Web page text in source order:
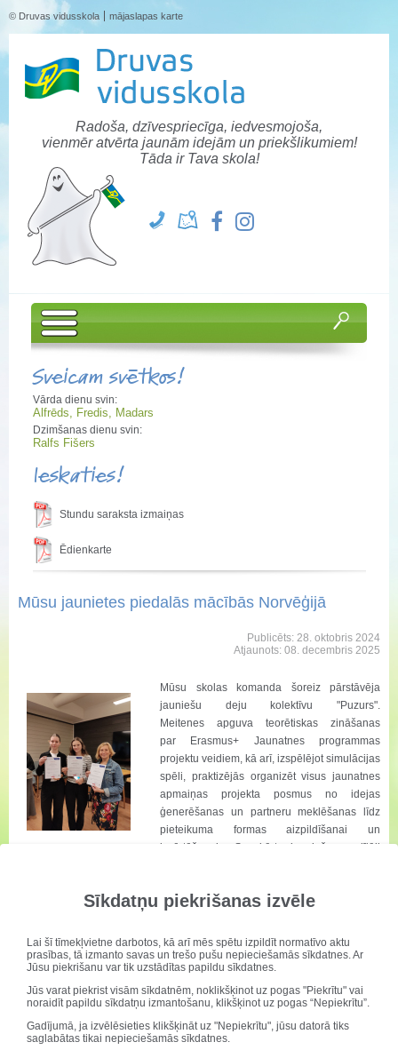
Sīkdatņu piekrišanas izvēle
Lai šī tīmekļvietne darbotos, kā arī mēs spētu izpildīt normatīvo aktu
prasības, tā izmanto savas un trešo pušu nepieciešamās sīkdatnes. Ar
Jūsu piekrišanu var tik uzstādītas papildu sīkdatnes.
Jūs varat piekrist visām sīkdatnēm, noklikšķinot uz pogas "Piekrītu" vai
noraidīt papildu sīkdatņu izmantošanu, klikšķinot uz pogas “Nepiekrītu”.
Gadījumā, ja izvēlēsieties klikšķināt uz "Nepiekrītu", jūsu datorā tiks
saglabātas tikai nepieciešamās sīkdatnes.
© Druvas vidusskola mājaslapas karte
Radoša, dzīvespriecīga, iedvesmojoša,
vienmēr atvērta jaunām idejām un priekšlikumiem!
Tāda ir Tava skola!
Sveicam svētkos!
Vārda dienu svin:
Alfrēds, Fredis, Madars
Dzimšanas dienu svin:
Ralfs Fišers
Ieskaties!
Stundu saraksta izmaiņas
Ēdienkarte
Mūsu jaunietes piedalās mācībās Norvēģijā
Publicēts: 28. oktobris 2024
Atjaunots: 08. decembris 2025
Mūsu skolas komanda šoreiz pārstāvēja
jauniešu deju kolektīvu "Puzurs".
Meitenes apguva teorētiskas zināšanas
par Erasmus+ Jaunatnes programmas
projektu veidiem, kā arī, izspēlējot simulācijas
spēli, praktizējās organizēt visus jaunatnes
apmaiņas projekta posmus no idejas
ģenerēšanas un partneru meklēšanas līdz
pieteikuma formas aizpildīšanai un
izvērtēšanai. Savukārt jauniešu vadītāji
kas ļautu jauniešiem labāk izprast savas intereses, prasmes, vajadzības,
Brauciena rezultātā Madara un Kate kopā ar jauniešiem no Bulgārijas
tehnoloģiju vidusskolas un Ungārijas izstrādāja projekta pieteikuma
uzmetumu, kur vadošie partneri būs Bulgārijas jaunieši. Projektā plānots
īstenot pārdrošu un sākumā gluži neticamu ideju - apvienot dalībvalstu
tautas mūziku un deju ar modernajām tehnoloģijām un mākslīgo intelektu,
radīt kvantu mūziku, ko ietērpt kustībā, izveidojot mūsdienīgu performanci.
Plānots, ka projekta pieteikums līdz 19.februārim tiks iesniegts Erasmus+